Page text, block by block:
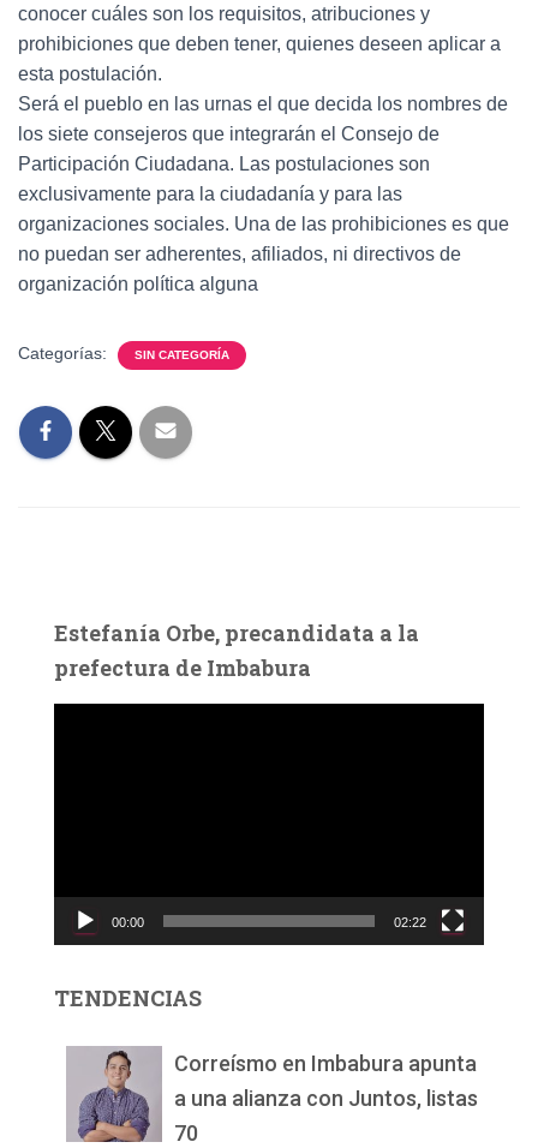
conocer cuáles son los requisitos, atribuciones y
prohibiciones que deben tener, quienes deseen aplicar a
esta postulación.
Será el pueblo en las urnas el que decida los nombres de
los siete consejeros que integrarán el Consejo de
Participación Ciudadana. Las postulaciones son
exclusivamente para la ciudadanía y para las
organizaciones sociales. Una de las prohibiciones es que
no puedan ser adherentes, afiliados, ni directivos de
organización política alguna
Categorías: SIN CATEGORÍA
Estefanía Orbe, precandidata a la
prefectura de Imbabura
c
d
00:00 02:22
TENDENCIAS
Correísmo en Imbabura apunta
a una alianza con Juntos, listas
70